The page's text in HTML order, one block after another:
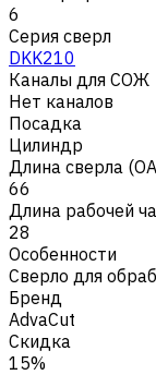
6
Серия сверл
DKK210
Каналы для СОЖ
Нет каналов
Посадка
Цилиндр
Длина сверла
66
Длина рабочей
28
Особенности
Сверло для
Бренд
AdvaCut
Скидка
15%